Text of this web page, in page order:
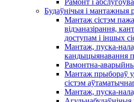
Рамонт і
Будаўнічыя і мантажныя
Мантаж сістэм
відэаназірання,
доступам і іншых
Мантаж, пуска-
кандыцыянавання
Рамонтна-
Мантаж прыбораў
сістэм
Мантаж, пуска-